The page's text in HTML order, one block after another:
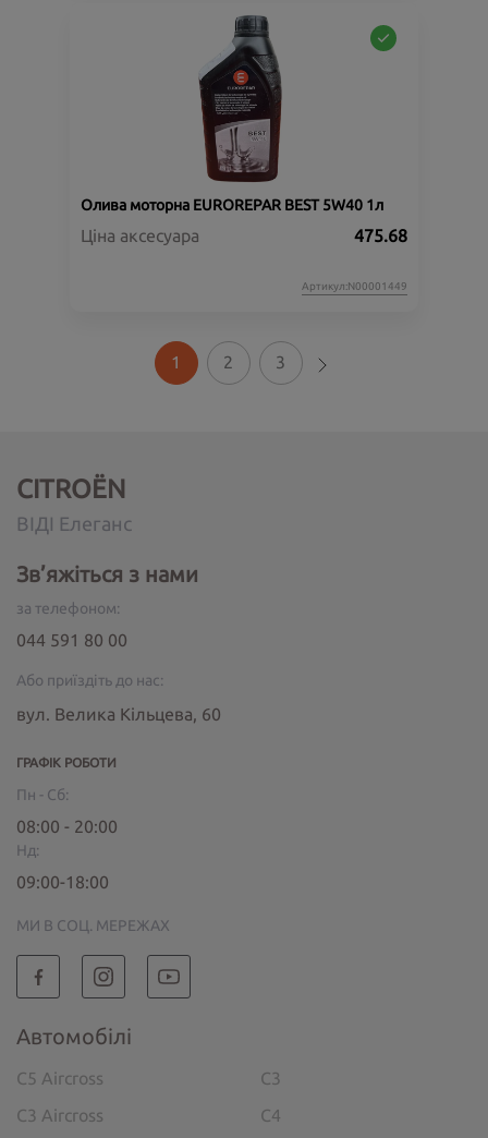
Олива моторна EUROREPAR BEST 5W40 1л
Ціна аксесуара 475.68
Артикул:N00001449
1 2 3
CITROËN
ВІДІ Елеганс
Зв’яжіться з нами
за телефоном:
044 591 80 00
Або приїздіть до нас:
вул. Велика Кільцева, 60
ГРАФІК РОБОТИ
Пн - Сб:
08:00 - 20:00
Нд:
09:00-18:00
МИ В СОЦ. МЕРЕЖАХ
Автомобілі
C5 Aircross
C3
C3 Aircross
C4